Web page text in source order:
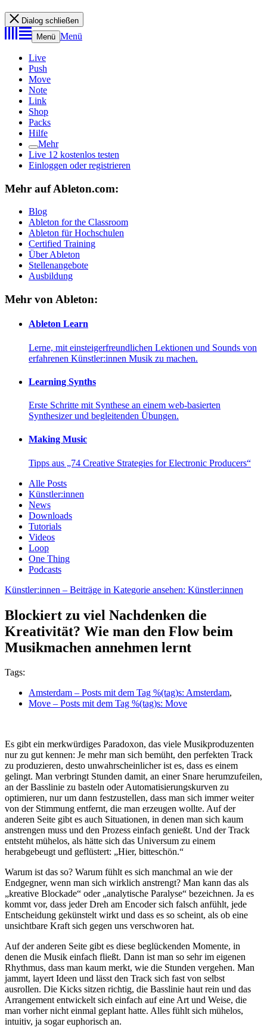
Dialog schließen
Menü Menü
Live
Push
Move
Note
Link
Shop
Packs
Hilfe
Mehr
Live 12 kostenlos testen
Einloggen oder registrieren
Mehr auf Ableton.com:
Blog
Ableton for the Classroom
Ableton für Hochschulen
Certified Training
Über Ableton
Stellenangebote
Ausbildung
Mehr von Ableton:
Ableton Learn
Lerne, mit einsteigerfreundlichen Lektionen und Sounds von
erfahrenen Künstler:innen Musik zu machen.
Learning Synths
Erste Schritte mit Synthese an einem web-basierten
Synthesizer und begleitenden Übungen.
Making Music
Tipps aus „74 Creative Strategies for Electronic Producers“
Alle Posts
Künstler:innen
News
Downloads
Tutorials
Videos
Loop
One Thing
Podcasts
Künstler:innen – Beiträge in Kategorie ansehen: Künstler:innen
Blockiert zu viel Nachdenken die
Kreativität? Wie man den Flow beim
Musikmachen annehmen lernt
Tags:
Amsterdam – Posts mit dem Tag %(tag)s: Amsterdam,
Move – Posts mit dem Tag %(tag)s: Move
Es gibt ein merkwürdiges Paradoxon, das viele Musikproduzenten
nur zu gut kennen: Je mehr man sich bemüht, den perfekten Track
zu produzieren, desto unwahrscheinlicher ist es, dass es einem
gelingt. Man verbringt Stunden damit, an einer Snare herumzufeilen,
an der Basslinie zu basteln oder Automatisierungskurven zu
optimieren, nur um dann festzustellen, dass man sich immer weiter
von der Stimmung entfernt, die man erzeugen wollte. Auf der
anderen Seite gibt es auch Situationen, in denen man sich kaum
anstrengen muss und den Prozess einfach genießt. Und der Track
entsteht mühelos, als hätte sich das Universum zu einem
herabgebeugt und geflüstert: „Hier, bitteschön.“
Warum ist das so? Warum fühlt es sich manchmal an wie der
Endgegner, wenn man sich wirklich anstrengt? Man kann das als
„kreative Blockade“ oder „analytische Paralyse“ bezeichnen. Ja es
kommt vor, dass jeder Dreh am Encoder sich falsch anfühlt, jede
Entscheidung gekünstelt wirkt und dass es so scheint, als ob eine
unsichtbare Kraft sich gegen uns verschworen hat.
Auf der anderen Seite gibt es diese beglückenden Momente, in
denen die Musik einfach fließt. Dann ist man so sehr im eigenen
Rhythmus, dass man kaum merkt, wie die Stunden vergehen. Man
jammt, layert Ideen und lässt den Track sich fast von selbst
ausrollen. Die Kicks sitzen richtig, die Basslinie haut rein und das
Arrangement entwickelt sich einfach auf eine Art und Weise, die
man vorher nicht einmal geplant hatte. Alles fühlt sich mühelos,
intuitiv, ja sogar euphorisch an.